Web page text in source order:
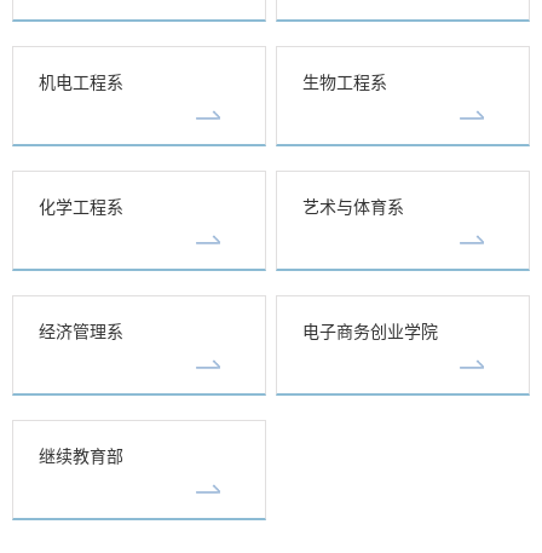
机电工程系 生物工程系
化学工程系 艺术与体育系
经济管理系 电子商务创业学院
继续教育部